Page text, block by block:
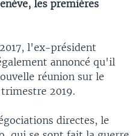
les premières
l'ex-président
annoncé qu'il
réunion sur le
2019.
directes, le